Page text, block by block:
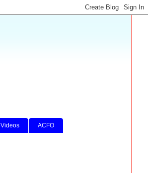
Videos ACFO